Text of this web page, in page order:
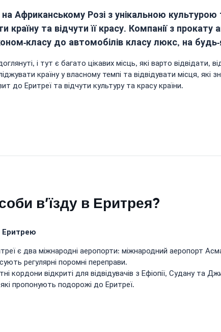
на Африканському Розі з унікальною
країну та відчути її красу. Компанії з
класу до автомобілів класу люкс, на
і тут є багато цікавих місць, які варто
країну у власному темпі та відвідувати місця,
до Еритреї та відчути культуру та красу країни.
в’їзду в Еритрея?
Еритрею
є два міжнародні аеропорти: міжнародний аеропорт
регулярні поромні переправи.
кордони відкриті для відвідувачів з Ефіопії, Судану та
які пропонують подорожі до Еритреї.